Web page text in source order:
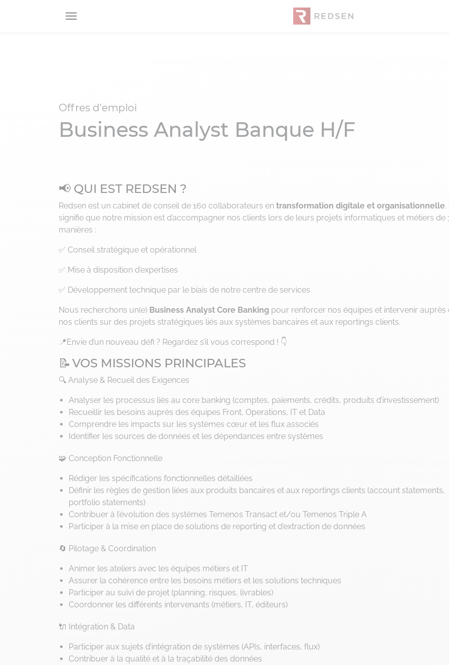
Nos engagements B-Corp
Advisory
Consulting
Transformation
Sécurisationdes projets
Technologies
Pourquoi nous rejoindre ?
Nos offres d’emploi
Livres Blancs
Offres d'emploi
Business Analyst Banque H/F
📢 QUI EST REDSEN ?
Redsen est un cabinet de conseil de 160 collaborateurs en transformation digitale et organisationnelle
signifie que notre mission est d’accompagner nos clients lors de leurs projets informatiques et métiers de
manières :
✅ Conseil stratégique et opérationnel
✅ Mise à disposition d’expertises
✅ Développement technique par le biais de notre centre de services
Nous recherchons un(e) Business Analyst Core Banking pour renforcer nos équipes et intervenir auprès
nos clients sur des projets stratégiques liés aux systèmes bancaires et aux reportings clients.
📍Envie d’un nouveau défi ? Regardez s’il vous correspond ! 👇
📝 VOS MISSIONS PRINCIPALES
🔍 Analyse & Recueil des Exigences
Analyser les processus liés au core banking (comptes, paiements, crédits, produits d’investissement)
Recueillir les besoins auprès des équipes Front, Operations, IT et Data
Comprendre les impacts sur les systèmes cœur et les flux associés
Identifier les sources de données et les dépendances entre systèmes
🧩 Conception Fonctionnelle
Rédiger les spécifications fonctionnelles détaillées
Définir les règles de gestion liées aux produits bancaires et aux reportings clients (account statements,
portfolio statements)
Contribuer à l’évolution des systèmes Temenos Transact et/ou Temenos Triple A
Participer à la mise en place de solutions de reporting et d’extraction de données
🔄 Pilotage & Coordination
Animer les ateliers avec les équipes métiers et IT
Assurer la cohérence entre les besoins métiers et les solutions techniques
Participer au suivi de projet (planning, risques, livrables)
Coordonner les différents intervenants (métiers, IT, éditeurs)
🔌 Intégration & Data
Participer aux sujets d’intégration de systèmes (APIs, interfaces, flux)
Contribuer à la qualité et à la traçabilité des données